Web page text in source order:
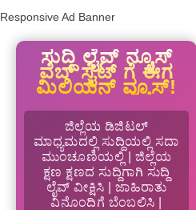
Responsive Ad Banner
ಸುದ್ದಿ ಲೈವ್ ನ್ಯೂಸ್
ವೆಬ್ ಸೈಟ್ ಗೆ ಈಗ
ಮಿಲಿಯನ್ ವ್ಯೂಸ್!
ಜಿಲ್ಲೆಯ ಡಿಜಿಟಲ್
ಮಾಧ್ಯಮದಲ್ಲಿ ಸುದ್ದಿಯಲ್ಲಿ ಸದಾ
ಮುಂಚೂಣಿಯಲ್ಲಿ | ಜಿಲ್ಲೆಯ
ಕ್ಷಣ ಕ್ಷಣದ ಸುದ್ದಿಗಾಗಿ ಸುದ್ದಿ
ಲೈವ್ ವೀಕ್ಷಿಸಿ | ಜಾಹಿರಾತು
ವಿನೊಂದಿಗೆ ಬೆಂಬಲಿಸಿ |